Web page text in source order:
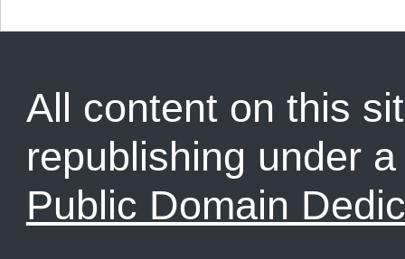
All content on this
republishing under
Public Domain